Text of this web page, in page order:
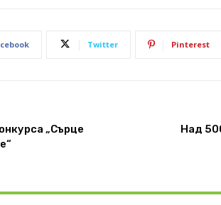
Twitter Pinterest
„Сърце
Над